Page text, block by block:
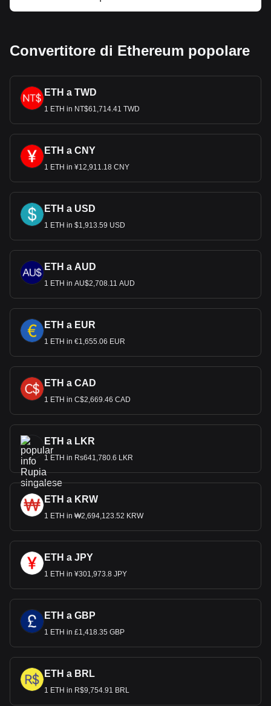
Convertitore di Ethereum popolare
ETH a TWD
1 ETH in NT$61,714.41 TWD
ETH a CNY
1 ETH in ¥12,911.18 CNY
ETH a USD
1 ETH in $1,913.59 USD
ETH a AUD
1 ETH in AU$2,708.11 AUD
ETH a EUR
1 ETH in €1,655.06 EUR
ETH a CAD
1 ETH in C$2,669.46 CAD
ETH a LKR
1 ETH in Rs641,780.6 LKR
ETH a KRW
1 ETH in ₩2,694,123.52 KRW
ETH a JPY
1 ETH in ¥301,973.8 JPY
ETH a GBP
1 ETH in £1,418.35 GBP
ETH a BRL
1 ETH in R$9,754.91 BRL